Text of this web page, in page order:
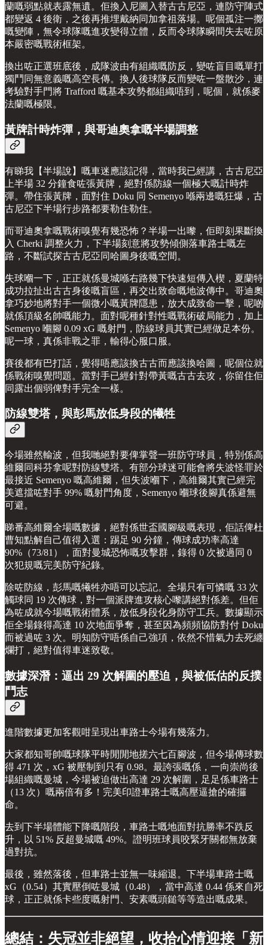
蘭嘅弱點就表露無遺。佢換入尼圖入替古古尼亞，連防守陣式
都變返 4 後衛，之後再推埋戴納同加拿祖落場。呢個孤注一擲
嘅變陣，無令球隊嘅進攻變得立體，反而令球隊瞬間失去咗原
本嚴密嘅戰術框架。
換出咗正選班底後，成隊波由有組織嘅防反，變咗盲目嘅單打
獨鬥同無意義嘅高空長傳。換人後球隊反而變咗一盤散沙，連
考驗對手門將 Trafford 嘅基本攻勢都組織唔到，呢個，就係麥
法蘭嘅極限。
黃牌計時炸彈，與哥迪奧拿嘅半場調整
有睇我【半場說】嘅車迷應該記得，當時我已經講，古古尼亞
上半場 32 分鐘食咗張黃牌，絕對係防線一個極大嘅計時炸
彈。帶住張黃牌，面對住 Doku 同 Semenyo 喺兩邊嘅狂爆，古
古尼亞下半場行步路都要勒住勒住。
而哥迪奧拿嘅戰術嗅覺有幾恐怖？半場一出嚟，佢即刻果斷換
入 Cherki 調整火力，下半場刻意將攻勢傾側落車路士嘅左
路，不斷試探古古尼亞同哈圖身後嘅空間。
失球嗰一下，正正就係曼城喺右路幾下快速短傳入楔，夏蘭特
成功拉扯出古古身後嘅盲區，再交出致命嘅地波傳中。哥迪奧
拿巧妙地將對手一個微小嘅黃牌隱患，放大成致命一擊，呢啲
就係頂級名帥嘅能力。面對呢種針對性嘅戰術破局能力，加上
Semenyo 嗰腳 0.09 xG 嘅射門，防線球員其實已經做足本份。
呢一球，真係非戰之罪，輸得心服口服。
賽後都有巴打話，覺得唔應該換古古而應該換哈圖，呢個位就
係戰術嗅覺問題。當對手已經針對帶黃嘅古古去攻，你留住佢
同露出個弱俾對手完全一樣。
防線雙塔，與彭馬放低身段的犧牲
今場雖然輸波，但我哋絕對要俾掌聲一班防守球員，特別係高
維爾同科芬拿呢對防線雙塔。有部分球迷可能會將失波怪罪於
最接近 Semenyo 嘅高維爾，但失波嗰下，高維爾其實已經完
美遮擋咗對手 99% 嘅射門角度，Semenyo 嗰球後腳真係避無
可避。
睇番高維爾全場嘅數據，絕對係世盃國腳級嘅表現，佢話俾杜
曹知點解自己值得入選：踢足 90 分鐘，傳球成功率高達
90%（73/81），面對曼城恐怖嘅攻擊群，錄得 0 次被過同 0
次犯規嘅完美防守紀錄。
除咗防線，彭馬嘅犧牲亦唔可以忘記。全場只有可憐嘅 33 次
觸球同 19 次傳球，對一個派牌進攻核心嚟講絕對係差。但佢
為咗成就今場嘅戰術體系，放低身段化身防守工兵。數據顯示
佢全場錄得高達 10 次地面爭奪，甚至因為頻頻協防對付 Doku
而被過咗 3 次。明知防守唔係自己強項，依然不惜氣力去死纏
爛打，絕對值得車迷致敬。
數據深潛：逼出 29 次解圍的壓迫，與被低估的反撲
鬥志
進階數據更加客觀咁呈現出車路士今場有幾落力。
大家都知哥帥嘅球隊平時閒閒地搓六七百腳波，但今場傳球數
得 471 次，xG 被壓制到只有 0.98。最誇張嘅係，一向崇尚後
場組織嘅曼城，今場被迫做出高達 29 次解圍，足足係車路士
（13 次）嘅兩倍有多！完美印證車路士嘅高壓逼搶的確攞
命。
去到下半場體能下降嘅階段，車路士嘅地面對抗勝率不跌反
升，以 51% 反超曼城嘅 49%。證明班球員咬緊牙關都無放棄
過對抗。
最後，雖然落後，但車路士並無一味縮退。下半場車路士嘅
xG（0.54）其實壓倒咗曼城（0.48），當中高達 0.44 係來自死
球，正正就係卡些度嘅射門、安素嘅頭鎚等等造出嘅成果。
總結：失冠並非絕望，收拾心情迎接「新